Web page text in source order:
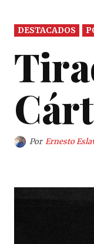
DESTACADOS
Por Ernesto